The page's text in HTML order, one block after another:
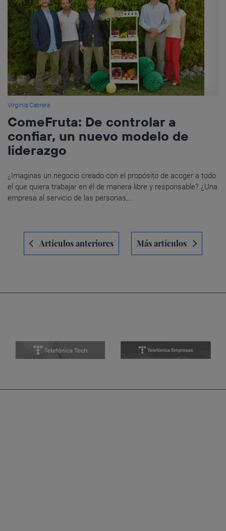
Virginia Cabrera
ComeFruta: De controlar a
confiar, un nuevo modelo de
liderazgo
¿Imaginas un negocio creado con el propósito de acoger a todo
el que quiera trabajar en él de manera libre y responsable? ¿Una
empresa al servicio de las personas,...
Navegación
entradas
Artículos anteriores Más artículos